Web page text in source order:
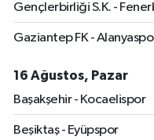
Gençlerbirliği S.K. -
Gaziantep FK -
16 Ağustos, Pazar
Başakşehir - Kocaelispor
Beşiktaş - Eyüpspor